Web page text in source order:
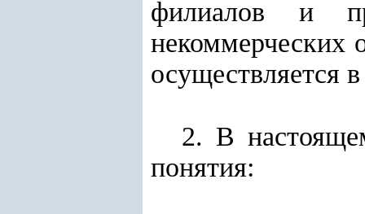
филиалов и
некоммерческих
осуществляется
2. В
понятия: